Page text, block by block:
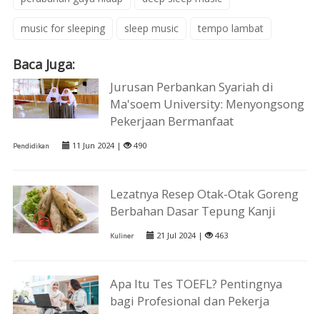
music for sleeping sleep music tempo lambat
Baca Juga:
Jurusan Perbankan Syariah di
Ma'soem University: Menyongsong
Pekerjaan Bermanfaat
Pendidikan 11 Jun 2024 | 490
Lezatnya Resep Otak-Otak Goreng
Berbahan Dasar Tepung Kanji
Kuliner 21 Jul 2024 | 463
Apa Itu Tes TOEFL? Pentingnya
bagi Profesional dan Pekerja